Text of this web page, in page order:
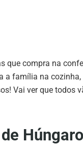
que compra na
a família na
Vai ver que todos